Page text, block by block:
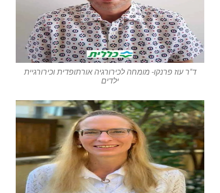
ד"ר עוז פרנקו- מומחה לכירורגיה אורתופדית וכירורגיית
ילדים